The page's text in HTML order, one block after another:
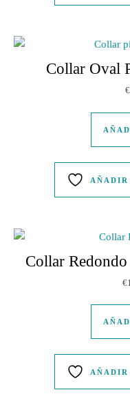
Collar Oval
€
AÑADIR
Collar
€
AÑADIR